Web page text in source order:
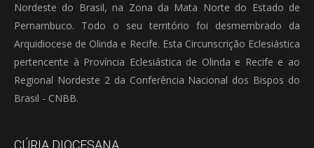
Nordeste do Brasil, na Zona da Mata Norte do Estado de
Pernambuco. Todo o seu território foi desmembrado da
Arquidiocese de Olinda e Recife. Esta Circunscrição Eclesiástica
pertencente à Província Eclesiástica de Olinda e Recife e ao
Regional Nordeste 2 da Conferência Nacional dos Bispos do
Brasil - CNBB.
CÚRIA DIOCESANA